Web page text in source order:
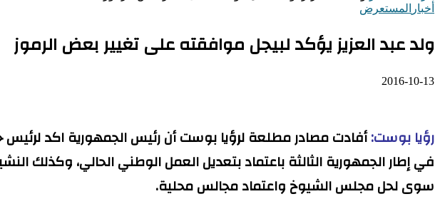
أخبار المستعرض
ولد عبد العزيز يؤكد لبيجل موافقته على تغيير بعض الرموز
2016-10-13
رؤيا بوست:أفادت مصادر مطلعة لرؤيا بوست أن رئيس الجمهورية اكد لرئيس
في إطار الجمهورية الثالثة باعتماد بتعديل العمل الوطني الحالي، وكذلك
سوى لحل مجلس الشيوخ واعتماد مجالس محلية.